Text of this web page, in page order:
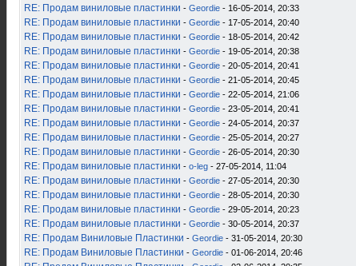
RE: Продам виниловые пластинки - Geordie - 16-05-2014, 20:33
RE: Продам виниловые пластинки - Geordie - 17-05-2014, 20:40
RE: Продам виниловые пластинки - Geordie - 18-05-2014, 20:42
RE: Продам виниловые пластинки - Geordie - 19-05-2014, 20:38
RE: Продам виниловые пластинки - Geordie - 20-05-2014, 20:41
RE: Продам виниловые пластинки - Geordie - 21-05-2014, 20:45
RE: Продам виниловые пластинки - Geordie - 22-05-2014, 21:06
RE: Продам виниловые пластинки - Geordie - 23-05-2014, 20:41
RE: Продам виниловые пластинки - Geordie - 24-05-2014, 20:37
RE: Продам виниловые пластинки - Geordie - 25-05-2014, 20:27
RE: Продам виниловые пластинки - Geordie - 26-05-2014, 20:30
RE: Продам виниловые пластинки - o-leg - 27-05-2014, 11:04
RE: Продам виниловые пластинки - Geordie - 27-05-2014, 20:30
RE: Продам виниловые пластинки - Geordie - 28-05-2014, 20:30
RE: Продам виниловые пластинки - Geordie - 29-05-2014, 20:23
RE: Продам виниловые пластинки - Geordie - 30-05-2014, 20:37
RE: Продам Виниловые Пластинки - Geordie - 31-05-2014, 20:30
RE: Продам Виниловые Пластинки - Geordie - 01-06-2014, 20:46